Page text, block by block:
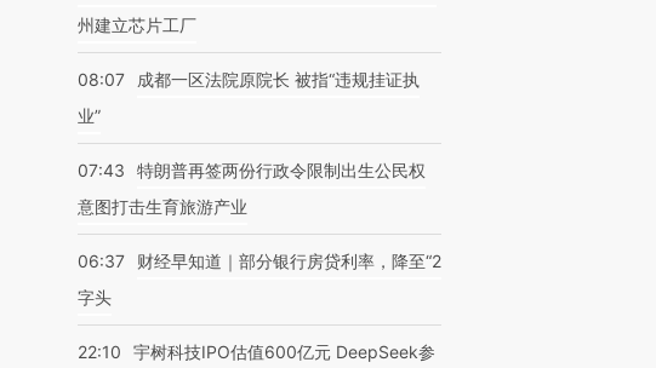
州建立芯片工厂
08:07
成都一区法院原院长 被指“违规挂证执
业”
07:43
特朗普再签两份行政令限制出生公民权
意图打击生育旅游产业
06:37
财经早知道｜部分银行房贷利率，降至“2
字头
22:10
宇树科技IPO估值600亿元 DeepSeek参